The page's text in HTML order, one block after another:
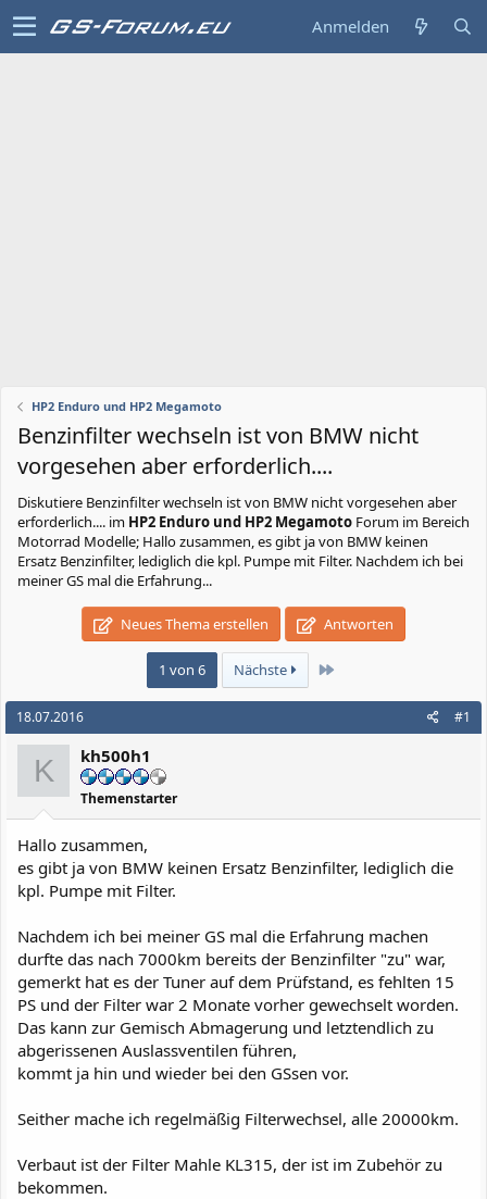
Anmelden
HP2 Enduro und HP2 Megamoto
Benzinfilter wechseln ist von BMW nicht
vorgesehen aber erforderlich....
Diskutiere Benzinfilter wechseln ist von BMW nicht vorgesehen aber
erforderlich.... im HP2 Enduro und HP2 Megamoto Forum im Bereich
Motorrad Modelle; Hallo zusammen, es gibt ja von BMW keinen
Ersatz Benzinfilter, lediglich die kpl. Pumpe mit Filter. Nachdem ich bei
meiner GS mal die Erfahrung...
Neues Thema erstellen Antworten
1 von 6 Nächste Letzte
18.07.2016 #1
K kh500h1
Themenstarter
Hallo zusammen,
es gibt ja von BMW keinen Ersatz Benzinfilter, lediglich die
kpl. Pumpe mit Filter.
Nachdem ich bei meiner GS mal die Erfahrung machen
durfte das nach 7000km bereits der Benzinfilter "zu" war,
gemerkt hat es der Tuner auf dem Prüfstand, es fehlten 15
PS und der Filter war 2 Monate vorher gewechselt worden.
Das kann zur Gemisch Abmagerung und letztendlich zu
abgerissenen Auslassventilen führen,
kommt ja hin und wieder bei den GSsen vor.
Seither mache ich regelmäßig Filterwechsel, alle 20000km.
Verbaut ist der Filter Mahle KL315, der ist im Zubehör zu
bekommen.